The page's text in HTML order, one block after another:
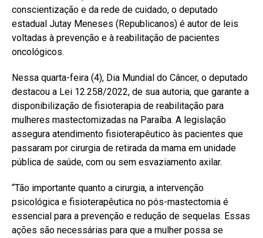
conscientização e da rede de cuidado, o deputado
estadual Jutay Meneses (Republicanos) é autor de leis
voltadas à prevenção e à reabilitação de pacientes
oncológicos.
Nessa quarta-feira (4), Dia Mundial do Câncer, o deputado
destacou a Lei 12.258/2022, de sua autoria, que garante a
disponibilização de fisioterapia de reabilitação para
mulheres mastectomizadas na Paraíba. A legislação
assegura atendimento fisioterapêutico às pacientes que
passaram por cirurgia de retirada da mama em unidade
pública de saúde, com ou sem esvaziamento axilar.
“Tão importante quanto a cirurgia, a intervenção
psicológica e fisioterapêutica no pós-mastectomia é
essencial para a prevenção e redução de sequelas. Essas
ações são necessárias para que a mulher possa se